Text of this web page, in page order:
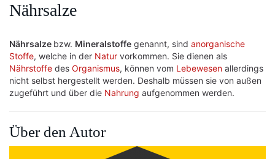
Nährsalze
Nährsalze bzw. Mineralstoffe genannt, sind anorganische
Stoffe, welche in der Natur vorkommen. Sie dienen als
Nährstoffe des Organismus, können vom Lebewesen allerdings
nicht selbst hergestellt werden. Deshalb müssen sie von außen
zugeführt und über die Nahrung aufgenommen werden.
Über den Autor